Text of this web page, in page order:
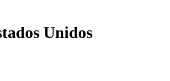
Unidos